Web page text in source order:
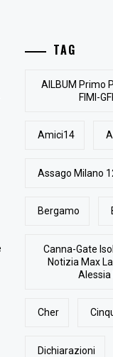
TAG
AlLBUM Primo
FIMI-
Amici14
Assago Milano
Bergamo
Canna-Gate
Notizia Max
Alessia
Cher
Dichiarazioni